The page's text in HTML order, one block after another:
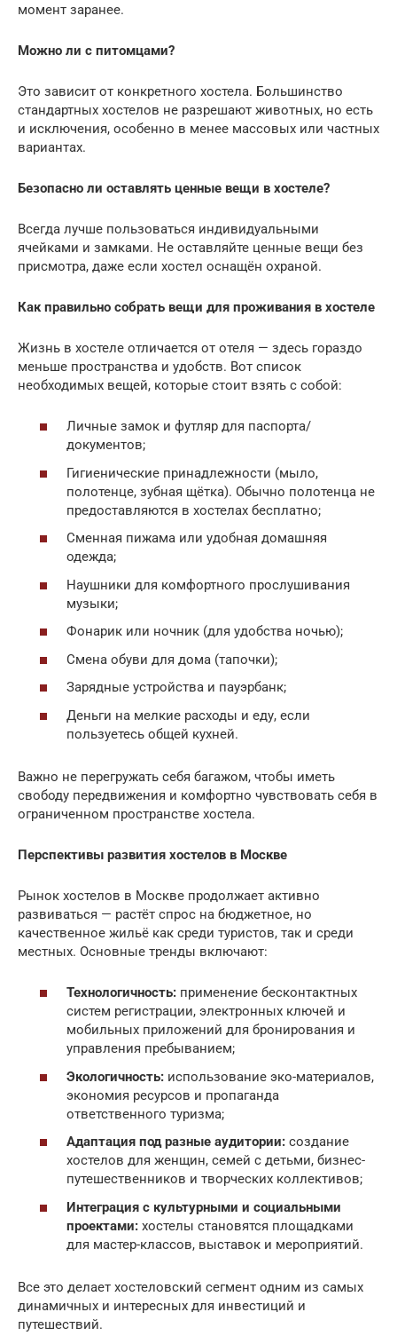
момент заранее.
Можно ли с питомцами?
Это зависит от конкретного хостела. Большинство
стандартных хостелов не разрешают животных, но есть
и исключения, особенно в менее массовых или частных
вариантах.
Безопасно ли оставлять ценные вещи в хостеле?
Всегда лучше пользоваться индивидуальными
ячейками и замками. Не оставляйте ценные вещи без
присмотра, даже если хостел оснащён охраной.
Как правильно собрать вещи для проживания в хостеле
Жизнь в хостеле отличается от отеля — здесь гораздо
меньше пространства и удобств. Вот список
необходимых вещей, которые стоит взять с собой:
Личные замок и футляр для паспорта/
документов;
Гигиенические принадлежности (мыло,
полотенце, зубная щётка). Обычно полотенца не
предоставляются в хостелах бесплатно;
Сменная пижама или удобная домашняя
одежда;
Наушники для комфортного прослушивания
музыки;
Фонарик или ночник (для удобства ночью);
Смена обуви для дома (тапочки);
Зарядные устройства и пауэрбанк;
Деньги на мелкие расходы и еду, если
пользуетесь общей кухней.
Важно не перегружать себя багажом, чтобы иметь
свободу передвижения и комфортно чувствовать себя в
ограниченном пространстве хостела.
Перспективы развития хостелов в Москве
Рынок хостелов в Москве продолжает активно
развиваться — растёт спрос на бюджетное, но
качественное жильё как среди туристов, так и среди
местных. Основные тренды включают:
Технологичность: применение бесконтактных
систем регистрации, электронных ключей и
мобильных приложений для бронирования и
управления пребыванием;
Экологичность: использование эко-материалов,
экономия ресурсов и пропаганда
ответственного туризма;
Адаптация под разные аудитории: создание
хостелов для женщин, семей с детьми, бизнес-
путешественников и творческих коллективов;
Интеграция с культурными и социальными
проектами: хостелы становятся площадками
для мастер-классов, выставок и мероприятий.
Все это делает хостеловский сегмент одним из самых
динамичных и интересных для инвестиций и
путешествий.